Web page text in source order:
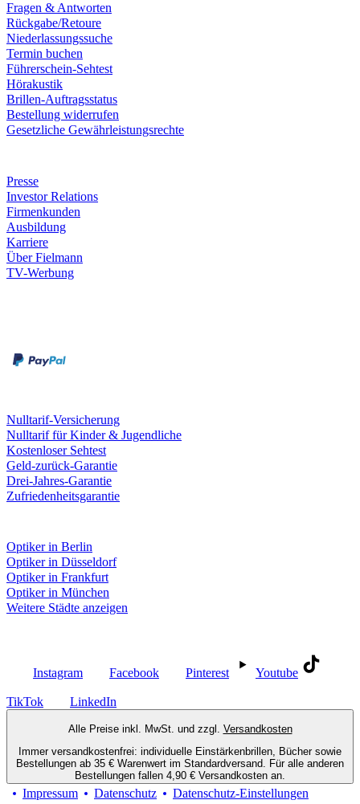
Fragen & Antworten
Rückgabe/Retoure
Niederlassungssuche
Termin buchen
Führerschein-Sehtest
Hörakustik
Brillen-Auftragsstatus
Bestellung widerrufen
Gesetzliche Gewährleistungsrechte
Presse
Investor Relations
Firmenkunden
Ausbildung
Karriere
Über Fielmann
TV-Werbung
Nulltarif-Versicherung
Nulltarif für Kinder & Jugendliche
Kostenloser Sehtest
Geld-zurück-Garantie
Drei-Jahres-Garantie
Zufriedenheitsgarantie
Optiker in Berlin
Optiker in Düsseldorf
Optiker in Frankfurt
Optiker in München
Weitere Städte anzeigen
Instagram Facebook Pinterest Youtube
TikTok LinkedIn
Alle Preise inkl. MwSt. und zzgl. Versandkosten
Immer versandkostenfrei: individuelle Einstärkenbrillen, Bücher sowie
Bestellungen ab 35 € Warenwert im Standardversand. Für alle anderen
Bestellungen fallen 4,90 € Versandkosten an.
Impressum Datenschutz
Datenschutz-Einstellungen